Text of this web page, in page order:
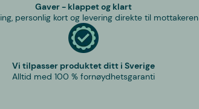
Gaver - klappet og klart
personlig kort og levering direkte til mottakeren
Vi tilpasser produktet ditt i Sverige
Alltid med 100 % fornøydhetsgaranti